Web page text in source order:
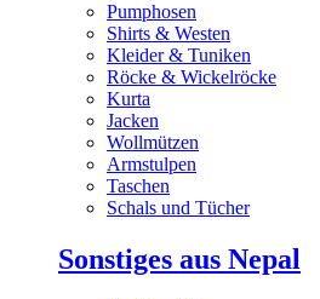
Pumphosen
Shirts & Westen
Kleider & Tuniken
Röcke & Wickelröcke
Kurta
Jacken
Wollmützen
Armstulpen
Taschen
Schals und Tücher
Sonstiges aus Nepal